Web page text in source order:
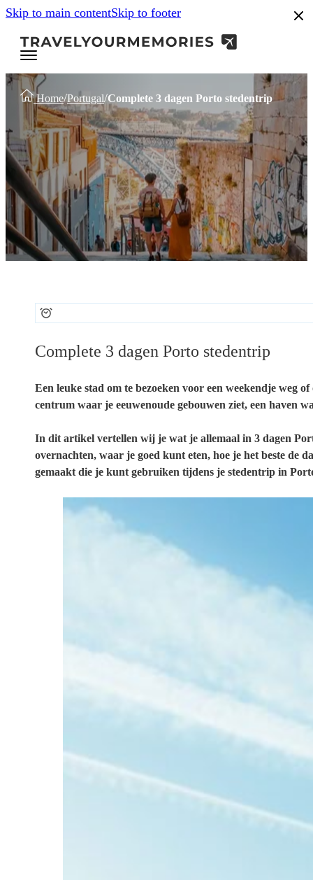
Skip to main contentSkip to footer
Home/Portugal/Complete 3 dagen Porto stedentrip
Complete 3 dagen Porto stedentrip
Een leuke stad om te bezoeken voor een weekendje weg
centrum waar je eeuwenoude gebouwen ziet, een haven
In dit artikel vertellen wij je wat je allemaal in 3 dagen
overnachten, waar je goed kunt eten, hoe je het beste de
gemaakt die je kunt gebruiken tijdens je stedentrip in